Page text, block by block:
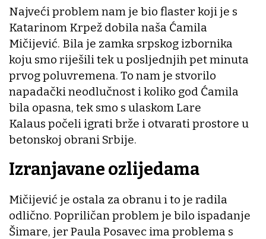
Najveći problem nam je bio flaster koji je s
Katarinom Krpež dobila naša Ćamila
Mičijević. Bila je zamka srpskog izbornika
koju smo riješili tek u posljednjih pet minuta
prvog poluvremena. To nam je stvorilo
napadački neodlučnost i koliko god Ćamila
bila opasna, tek smo s ulaskom Lare
Kalaus počeli igrati brže i otvarati prostore u
betonskoj obrani Srbije.
Izranjavane ozlijedama
Mičijević je ostala za obranu i to je radila
odlično. Popriličan problem je bilo ispadanje
Šimare, jer Paula Posavec ima problema s